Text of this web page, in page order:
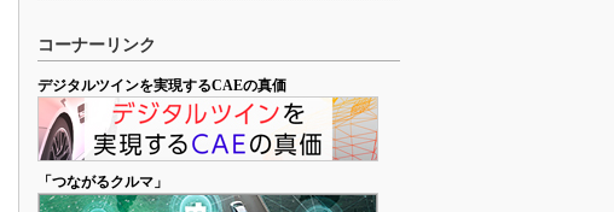
コーナーリンク
デジタルツインを実現するCAEの真価
「つながるクルマ」